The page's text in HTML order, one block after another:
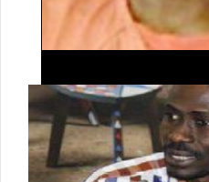
L’Antenne régionale de
lutte contre le trafic de migrants
a ...
lire plus